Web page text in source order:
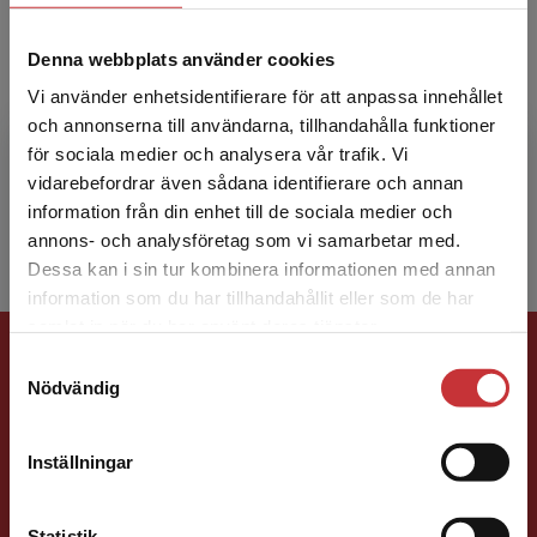
Denna webbplats använder cookies
Vi använder enhetsidentifierare för att anpassa innehållet
och annonserna till användarna, tillhandahålla funktioner
för sociala medier och analysera vår trafik. Vi
vidarebefordrar även sådana identifierare och annan
information från din enhet till de sociala medier och
annons- och analysföretag som vi samarbetar med.
Dessa kan i sin tur kombinera informationen med annan
information som du har tillhandahållit eller som de har
Nödvändig
Inställningar
Begränsad fraktregion
Det verkar som att du besöker
studentlitteratur.se via en enhet utanför Sverige.
Vi erbjuder inte leveranser utanför Sverige. För
att kunna slutföra ett köp måste
Marie Trapp
Marie Trapp är läromedelsförfattare,
speciallärare och förstelärare i språk-, läs- och
skrivutveckling med många års erfarenhet av
att driva skolut...
Förlagskontakt